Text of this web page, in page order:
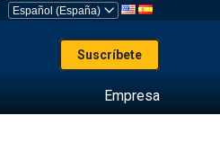
Suscríbete
Empresa